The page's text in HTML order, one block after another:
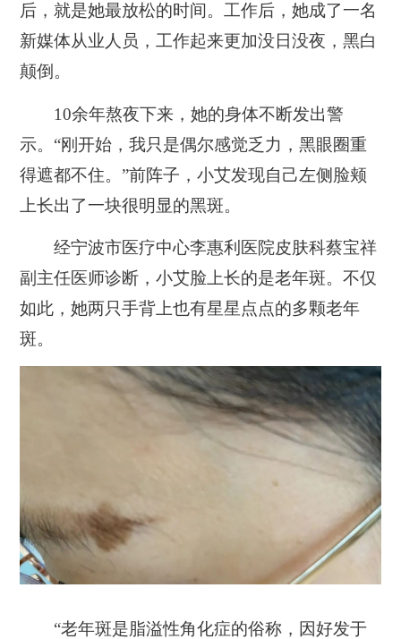
后，就是她最放松的时间。 工作后，她成了一名
新媒体从业人员，工作起来更加没日没夜，黑白
颠倒。
10余年熬夜下来，她的身体不断发出警
示。 “刚开始，我只是偶尔感觉乏力，黑眼圈重
得遮都不住。”前阵子，小艾发现自己左侧脸颊
上长出了一块很明显的黑斑。
经宁波市医疗中心李惠利医院皮肤科蔡宝祥
副主任医师诊断，小艾脸上长的是老年斑。不仅
如此，她两只手背上也有星星点点的多颗老年
斑。
“老年斑是脂溢性角化症的俗称，因好发于